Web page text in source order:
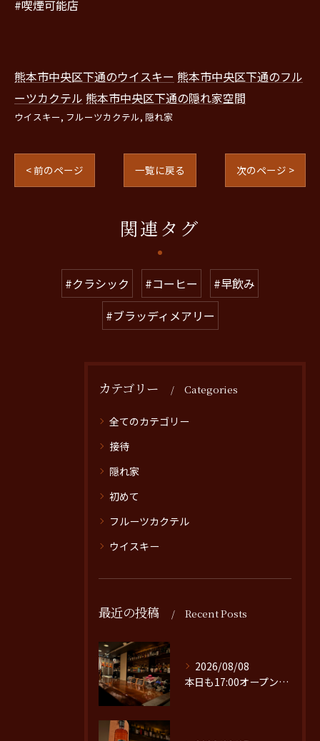
#喫煙可能店
熊本市中央区下通のウイスキー 熊本市中央区下通のフル
ーツカクテル 熊本市中央区下通の隠れ家空間
ウイスキー フルーツカクテル 隠れ家
< 前のページ 一覧に戻る 次のページ >
関連タグ
#クラシック #コーヒー
#早飲み
#ブラッディメアリー
カテゴリー Categories
全てのカテゴリー
接待
隠れ家
初めて
フルーツカクテル
ウイスキー
最近の投稿 Recent Posts
2026/08/08
本日も17:00オープンです。